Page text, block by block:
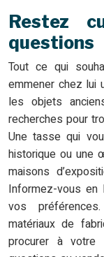
Restez
questions
Tout ce qui
emmener chez lui
les objets
recherches pour
Une tasse qui
historique ou une
maisons
Informez-vous
vos
matériaux de
procurer à votre